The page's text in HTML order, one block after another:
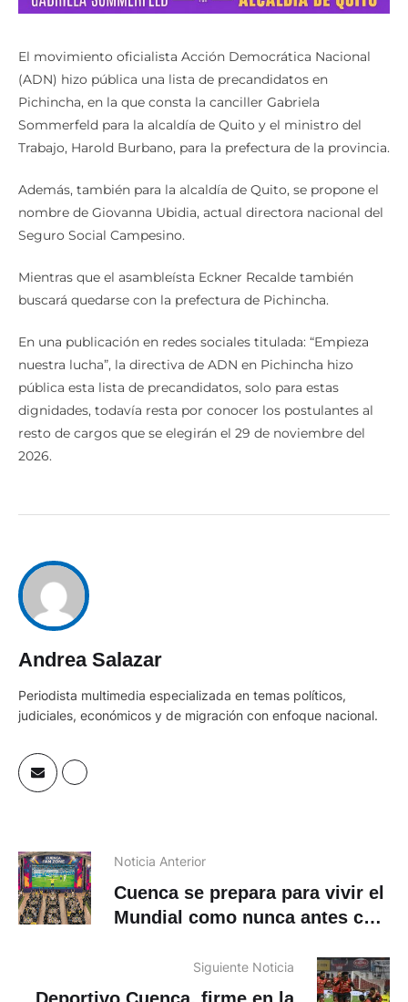
El movimiento oficialista Acción Democrática Nacional
(ADN) hizo pública una lista de precandidatos en
Pichincha, en la que consta la canciller Gabriela
Sommerfeld para la alcaldía de Quito y el ministro del
Trabajo, Harold Burbano, para la prefectura de la provincia.
Además, también para la alcaldía de Quito, se propone el
nombre de Giovanna Ubidia, actual directora nacional del
Seguro Social Campesino.
Mientras que el asambleísta Eckner Recalde también
buscará quedarse con la prefectura de Pichincha.
En una publicación en redes sociales titulada: “Empieza
nuestra lucha”, la directiva de ADN en Pichincha hizo
pública esta lista de precandidatos, solo para estas
dignidades, todavía resta por conocer los postulantes al
resto de cargos que se elegirán el 29 de noviembre del
2026.
Andrea Salazar
Periodista multimedia especializada en temas políticos,
judiciales, económicos y de migración con enfoque nacional.
Noticia Anterior
Cuenca se prepara para vivir el
Mundial como nunca antes con
Siguiente Noticia